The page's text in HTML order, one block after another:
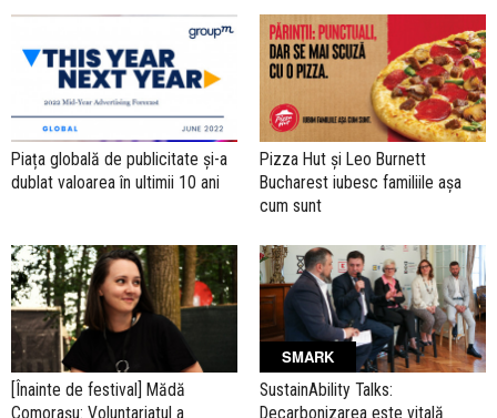
Piața globală de publicitate și-a
dublat valoarea în ultimii 10 ani
Pizza Hut și Leo Burnett
Bucharest iubesc familiile așa
cum sunt
[Înainte de festival] Mădă
Comorașu: Voluntariatul a
SMARK
SustainAbility Talks:
Decarbonizarea este vitală